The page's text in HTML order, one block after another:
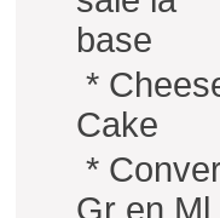
base
*
Cake
*
Gr en Ml